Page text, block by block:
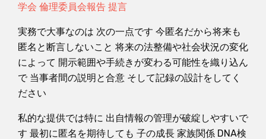
学会 倫理委員会報告 提言
実務で大事なのは 次の一点です 今匿名だから将来も
匿名と断言しないこと 将来の法整備や社会状況の変化
によって 開示範囲や手続きが変わる可能性を織り込ん
で 当事者間の説明と合意 そして記録の設計をしてく
ださい
私的な提供では特に 出自情報の管理が破綻しやすいで
す 最初に匿名を期待しても 子の成長 家族関係 DNA検